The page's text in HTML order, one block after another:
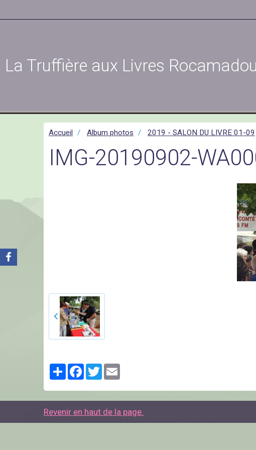
La Truffière aux Livres
Accueil Album photos 2019 - SALON DU LIVRE 01-09
IMG-20190902-
PartagerFacebook
Twitter
Revenir en haut de la page.